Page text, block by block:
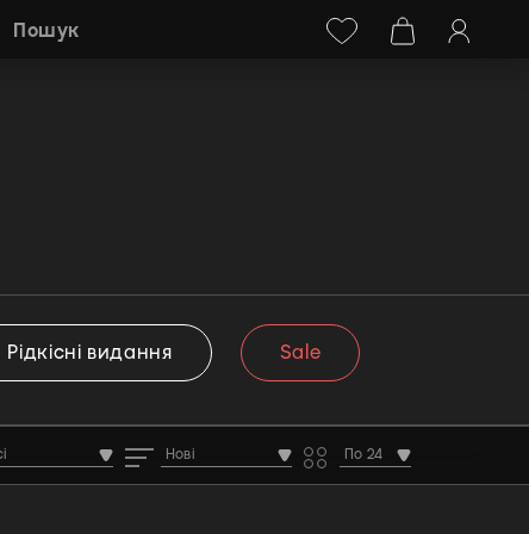
+38 (068) 778-40-38
Пошук
Рідкісні видання Sale
Нові По 24